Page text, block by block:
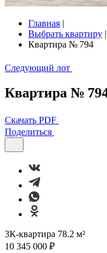
Главная |
Выбрать квартиру |
Квартира № 794
Следующий лот
Квартира №
Скачать PDF
Поделиться
3К-квартира 78.2 м²
10 345 000 ₽